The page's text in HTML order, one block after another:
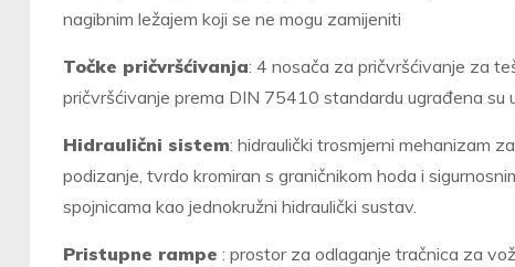
nagibnim ležajem koji se ne mogu zamijeniti
Točke pričvršćivanja: 4 nosača za pričvršćivanje za
pričvršćivanje prema DIN 75410 standardu ugrađena su
Hidraulični sistem: hidraulički trosmjerni mehanizam
podizanje, tvrdo kromiran s graničnikom hoda i
spojnicama kao jednokružni hidraulički sustav.
Pristupne rampe : prostor za odlaganje tračnica za